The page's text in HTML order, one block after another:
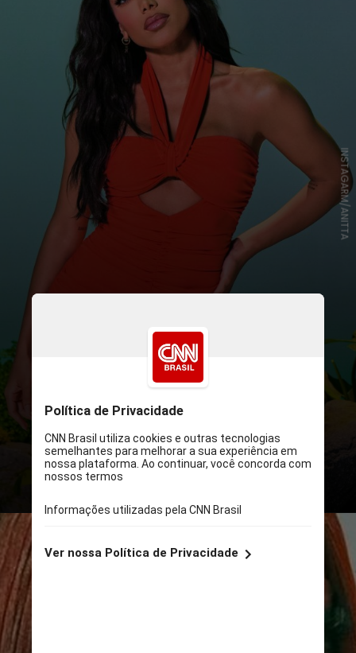
Ao lado da cantora carioca, ele foi
responsável pela produção da
música. A canção tem o mesmo
nome da novela escrita por João
Emanuel Carneiro, que está no
horário nobre da emissora carioca
INSTAGARM/ANITTA